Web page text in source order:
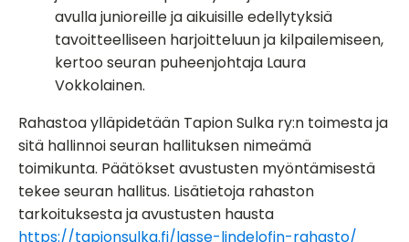
avulla junioreille ja aikuisille edellytyksiä
tavoitteelliseen harjoitteluun ja kilpailemiseen,
kertoo seuran puheenjohtaja Laura
Vokkolainen.
Rahastoa ylläpidetään Tapion Sulka ry:n toimesta ja
sitä hallinnoi seuran hallituksen nimeämä
toimikunta. Päätökset avustusten myöntämisestä
tekee seuran hallitus. Lisätietoja rahaston
tarkoituksesta ja avustusten hausta
https://tapionsulka.fi/lasse-lindelofin-rahasto/